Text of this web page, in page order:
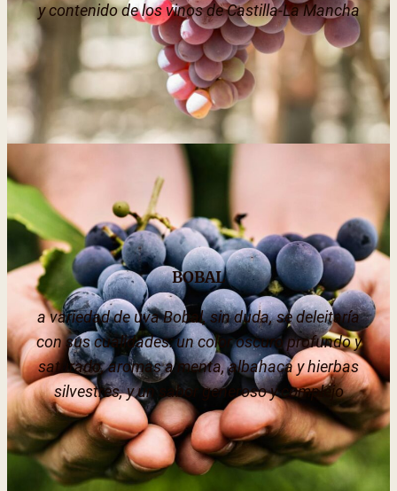
y contenido de los vinos de Castilla-La Mancha
BOBAL
a variedad de uva Bobal, sin duda, se deleitaría
con sus cualidades: un color oscuro profundo y
saturado, aromas a menta, albahaca y hierbas
silvestres, y un sabor generoso y complejo